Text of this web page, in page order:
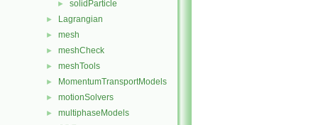
► solidParticle
► Lagrangian
► mesh
► meshCheck
► meshTools
► MomentumTransportModels
► motionSolvers
► multiphaseModels